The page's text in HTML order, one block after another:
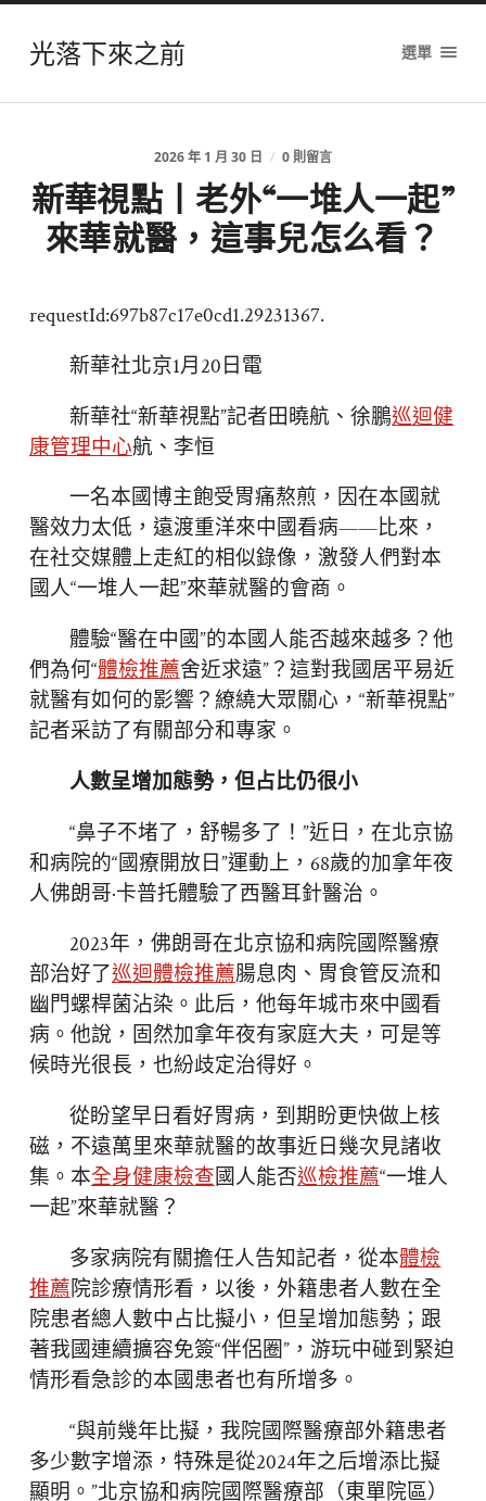
光落下來之前 選單
2026 年 1 月 30 日 / 0 則留言
新華視點丨老外“一堆人一起”
來華就醫，這事兒怎么看？
requestId:697b87c17e0cd1.29231367.
新華社北京1月20日電
新華社“新華視點”記者田曉航、徐鵬巡迴健
康管理中心航、李恒
一名本國博主飽受胃痛熬煎，因在本國就
醫效力太低，遠渡重洋來中國看病——比來，
在社交媒體上走紅的相似錄像，激發人們對本
國人“一堆人一起”來華就醫的會商。
體驗“醫在中國”的本國人能否越來越多？他
們為何“體檢推薦舍近求遠”？這對我國居平易近
就醫有如何的影響？繚繞大眾關心，“新華視點”
記者采訪了有關部分和專家。
人數呈增加態勢，但占比仍很小
“鼻子不堵了，舒暢多了！”近日，在北京協
和病院的“國療開放日”運動上，68歲的加拿年夜
人佛朗哥·卡普托體驗了西醫耳針醫治。
2023年，佛朗哥在北京協和病院國際醫療
部治好了巡迴體檢推薦腸息肉、胃食管反流和
幽門螺桿菌沾染。此后，他每年城市來中國看
病。他說，固然加拿年夜有家庭大夫，可是等
候時光很長，也紛歧定治得好。
從盼望早日看好胃病，到期盼更快做上核
磁，不遠萬里來華就醫的故事近日幾次見諸收
集。本全身健康檢查國人能否巡檢推薦“一堆人
一起”來華就醫？
多家病院有關擔任人告知記者，從本體檢
推薦院診療情形看，以後，外籍患者人數在全
院患者總人數中占比擬小，但呈增加態勢；跟
著我國連續擴容免簽“伴侶圈”，游玩中碰到緊迫
情形看急診的本國患者也有所增多。
“與前幾年比擬，我院國際醫療部外籍患者
多少數字增添，特殊是從2024年之后增添比擬
顯明。”北京協和病院國際醫療部（東單院區）